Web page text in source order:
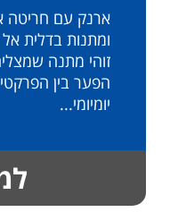
ארנק עם חריטה
ומתנות בדלית
זוהי מתנה
הפער בין
יומיומי...